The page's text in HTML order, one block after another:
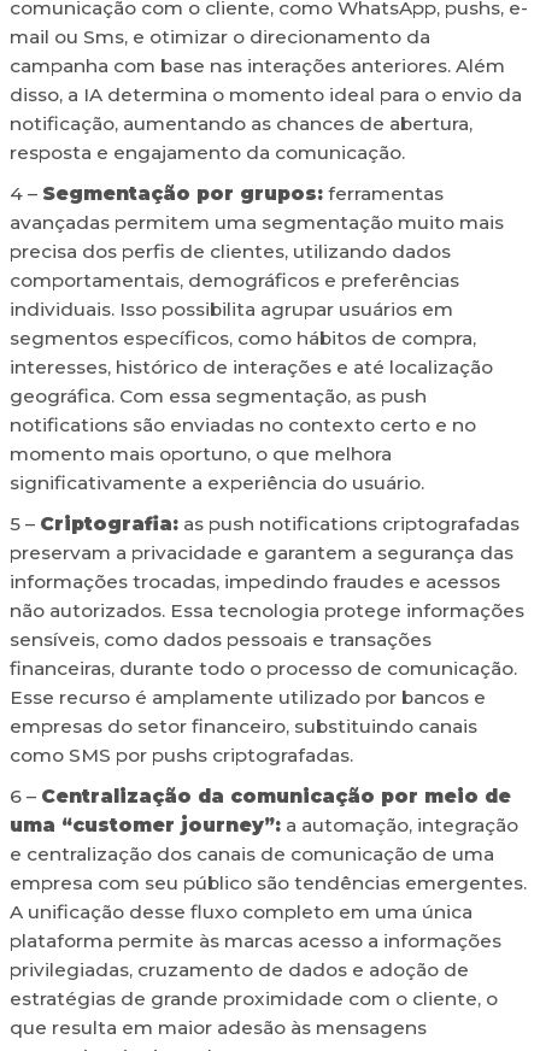
comunicação com o cliente, como WhatsApp, pushs, e-
mail ou Sms, e otimizar o direcionamento da
campanha com base nas interações anteriores. Além
disso, a IA determina o momento ideal para o envio da
notificação, aumentando as chances de abertura,
resposta e engajamento da comunicação.
4 – Segmentação por grupos:ferramentas
avançadas permitem uma segmentação muito mais
precisa dos perfis de clientes, utilizando dados
comportamentais, demográficos e preferências
individuais. Isso possibilita agrupar usuários em
segmentos específicos, como hábitos de compra,
interesses, histórico de interações e até localização
geográfica. Com essa segmentação, as push
notifications são enviadas no contexto certo e no
momento mais oportuno, o que melhora
significativamente a experiência do usuário.
5 – Criptografia:as push notifications criptografadas
preservam a privacidade e garantem a segurança das
informações trocadas, impedindo fraudes e acessos
não autorizados. Essa tecnologia protege informações
sensíveis, como dados pessoais e transações
financeiras, durante todo o processo de comunicação.
Esse recurso é amplamente utilizado por bancos e
empresas do setor financeiro, substituindo canais
como SMS por pushs criptografadas.
6 – Centralização da comunicação por meio de
uma “customer journey”:a automação, integração
e centralização dos canais de comunicação de uma
empresa com seu público são tendências emergentes.
A unificação desse fluxo completo em uma única
plataforma permite às marcas acesso a informações
privilegiadas, cruzamento de dados e adoção de
estratégias de grande proximidade com o cliente, o
que resulta em maior adesão às mensagens